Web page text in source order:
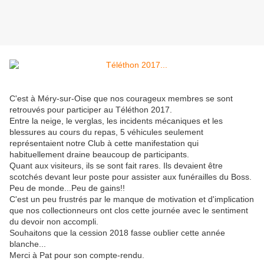
C'est à Méry-sur-Oise que nos courageux membres se sont
retrouvés pour participer au Téléthon 2017.
Entre la neige, le verglas, les incidents mécaniques et les
blessures au cours du repas, 5 véhicules seulement
représentaient notre Club à cette manifestation qui
habituellement draine beaucoup de participants.
Quant aux visiteurs, ils se sont fait rares. Ils devaient être
scotchés devant leur poste pour assister aux funérailles du Boss.
Peu de monde...Peu de gains!!
C'est un peu frustrés par le manque de motivation et d'implication
que nos collectionneurs ont clos cette journée avec le sentiment
du devoir non accompli.
Souhaitons que la cession 2018 fasse oublier cette année
blanche...
Merci à Pat pour son compte-rendu.